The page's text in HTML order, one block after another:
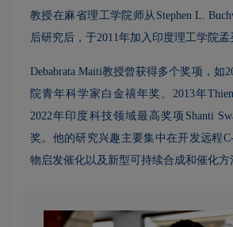
教授在麻省理工学院师从Stephen L.
后研究后，于2011年加入印度理工学院孟
Debabrata Maiti教授曾获得多个奖项，如
院青年科学家白金禧年奖、2013年
2022年印度科技领域最高奖项Shanti
奖。他的研究兴趣主要集中在开发远程
物启发催化以及新型可持续合成和催化方